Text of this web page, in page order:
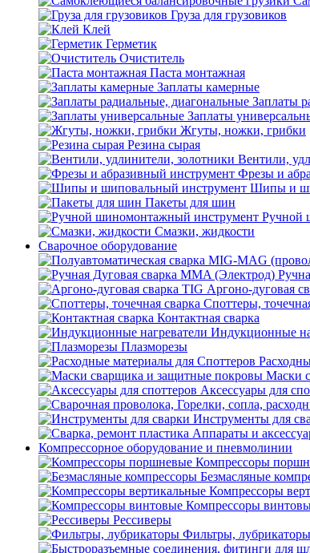
Груза для грузовиков
Клей
Герметик
Очиститель
Паста монтажная
Заплаты камерные
Заплаты
Заплаты
Жгуты, ножки, грибки
Резина сырая
Вентили,
Фрезы и
Шипы и
Пакеты для шин
Ручной
Смазки, жидкости
Сварочное оборудование
Аргоно-дуговая
Споттеры,
Контактная сварка
Индукционные
Плазморезы
Маски
Аксессуары для
Инструменты для
Компрессорное оборудование и пневмолинии
Компрессоры
Безмасляные
Компрессоры
Компрессоры
Рессиверы
Фильтры, лубрикаторы